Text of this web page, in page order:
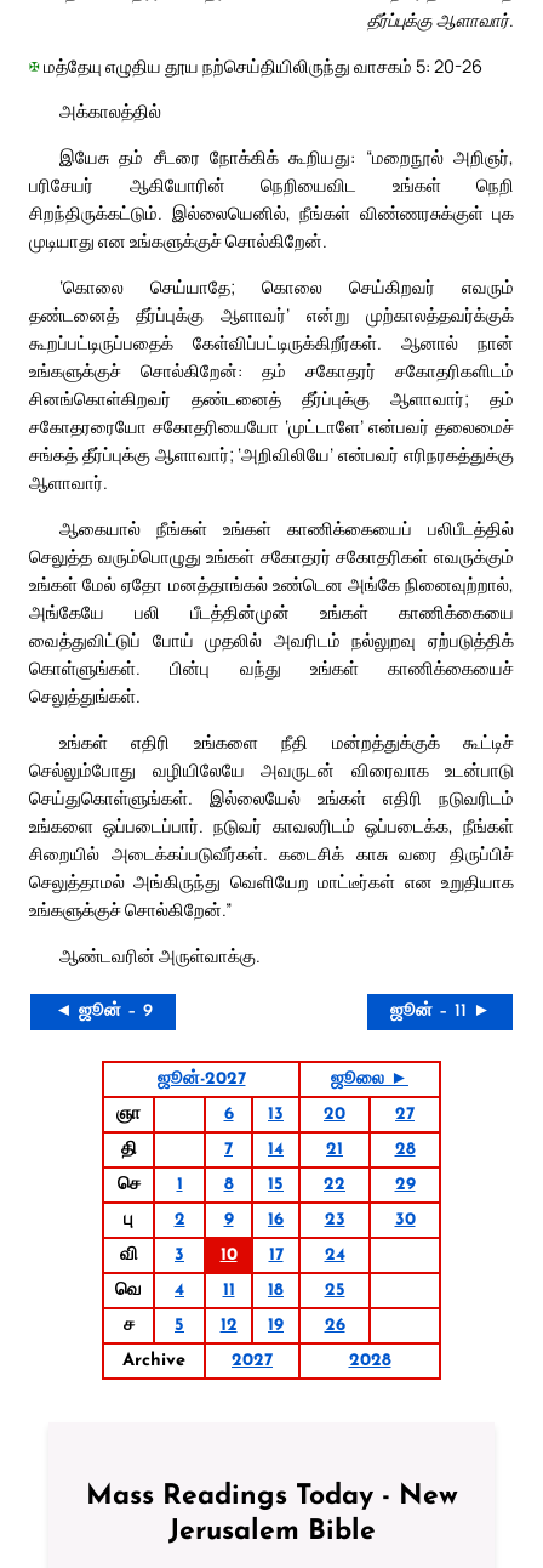
தீர்ப்புக்கு ஆளாவார்.
✠மத்தேயு எழுதிய தூய நற்செய்தியிலிருந்து வாசகம் 5: 20-26
அக்காலத்தில்
இயேசு தம் சீடரை நோக்கிக் கூறியது: “மறைநூல் அறிஞர்,
பரிசேயர் ஆகியோரின் நெறியைவிட உங்கள் நெறி
சிறந்திருக்கட்டும். இல்லையெனில், நீங்கள் விண்ணரசுக்குள் புக
முடியாது என உங்களுக்குச் சொல்கிறேன்.
‘கொலை செய்யாதே; கொலை செய்கிறவர் எவரும்
தண்டனைத் தீர்ப்புக்கு ஆளாவர்’ என்று முற்காலத்தவர்க்குக்
கூறப்பட்டிருப்பதைக் கேள்விப்பட்டிருக்கிறீர்கள். ஆனால் நான்
உங்களுக்குச் சொல்கிறேன்: தம் சகோதரர் சகோதரிகளிடம்
சினங்கொள்கிறவர் தண்டனைத் தீர்ப்புக்கு ஆளாவார்; தம்
சகோதரரையோ சகோதரியையோ ‘முட்டாளே’ என்பவர் தலைமைச்
சங்கத் தீர்ப்புக்கு ஆளாவார்; ‘அறிவிலியே’ என்பவர் எரிநரகத்துக்கு
ஆளாவார்.
ஆகையால் நீங்கள் உங்கள் காணிக்கையைப் பலிபீடத்தில்
செலுத்த வரும்பொழுது உங்கள் சகோதரர் சகோதரிகள் எவருக்கும்
உங்கள் மேல் ஏதோ மனத்தாங்கல் உண்டென அங்கே நினைவுற்றால்,
அங்கேயே பலி பீடத்தின்முன் உங்கள் காணிக்கையை
வைத்துவிட்டுப் போய் முதலில் அவரிடம் நல்லுறவு ஏற்படுத்திக்
கொள்ளுங்கள். பின்பு வந்து உங்கள் காணிக்கையைச்
செலுத்துங்கள்.
உங்கள் எதிரி உங்களை நீதி மன்றத்துக்குக் கூட்டிச்
செல்லும்போது வழியிலேயே அவருடன் விரைவாக உடன்பாடு
செய்துகொள்ளுங்கள். இல்லையேல் உங்கள் எதிரி நடுவரிடம்
உங்களை ஒப்படைப்பார். நடுவர் காவலரிடம் ஒப்படைக்க, நீங்கள்
சிறையில் அடைக்கப்படுவீர்கள். கடைசிக் காசு வரை திருப்பிச்
செலுத்தாமல் அங்கிருந்து வெளியேற மாட்டீர்கள் என உறுதியாக
உங்களுக்குச் சொல்கிறேன்.”
ஆண்டவரின் அருள்வாக்கு.
◄ ஜூன் – 9 ஜூன் – 11 ►
ஜூன்-2027
ஜூலை ►
ஞா
6 13 20
27
தி
7 14 21
28
செ
1 8 15 22
29
பு
2 9 16 23
30
வி
3 10 17
24
வெ
4 11 18
25
ச
5 12 19
26
Archive
2027 2028
Mass Readings Today - New
Jerusalem Bible